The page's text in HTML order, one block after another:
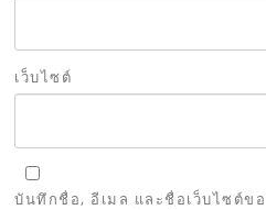
เว็บไซต์
บันทึกชื่อ, อีเมล และชื่อเว็บไซต์ข